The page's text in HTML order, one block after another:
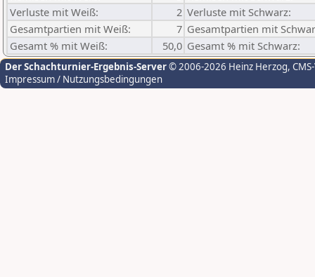
Verluste mit Weiß:
2 Verluste mit Schwarz:
Gesamtpartien mit Weiß:
7 Gesamtpartien mit
Gesamt % mit Weiß:
50,0 Gesamt % mit Schwarz:
Der Schachturnier-Ergebnis-Server© 2006-2026 Heinz Herzog,
Impressum / Nutzungsbedingungen